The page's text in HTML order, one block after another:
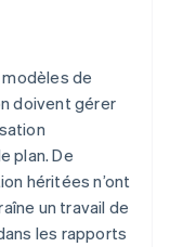
de
doivent gérer
plan. De
héritées n’ont
un travail de
les rapports